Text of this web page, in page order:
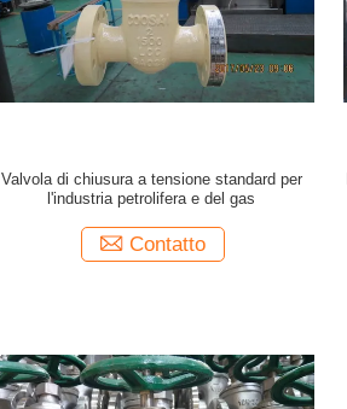
Valvola di chiusura a tensione standard per
l'industria petrolifera e del gas
Contatto